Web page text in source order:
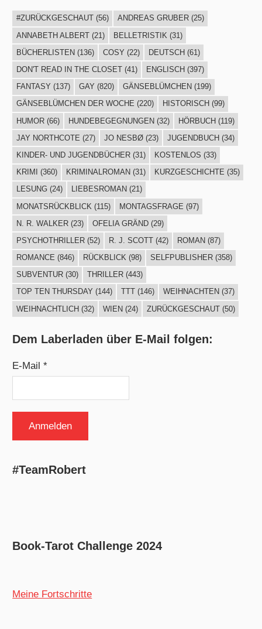
#ZURÜCKGESCHAUT(56) ANDREAS GRUBER(25)
ANNABETH ALBERT(21) BELLETRISTIK (31)
BÜCHERLISTEN (136) COSY (22) DEUTSCH (61)
DON'T READ IN THE CLOSET(41) ENGLISCH (397)
FANTASY (137) GAY (820) GÄNSEBLÜMCHEN (199)
GÄNSEBLÜMCHEN DER WOCHE (220) HISTORISCH (99)
HUMOR(66) HUNDEBEGEGNUNGEN(32) HÖRBUCH(119)
JAY NORTHCOTE (27) JO NESBØ(23) JUGENDBUCH (34)
KINDER- UND JUGENDBÜCHER(31) KOSTENLOS (33)
KRIMI
(360) KRIMINALROMAN (31) KURZGESCHICHTE (35)
LESUNG(24) LIEBESROMAN (21)
MONATSRÜCKBLICK (115) MONTAGSFRAGE (97)
N. R. WALKER(23) OFELIA GRÄND(29)
PSYCHOTHRILLER(52) R. J. SCOTT(42) ROMAN (87)
ROMANCE (846) RÜCKBLICK(98) SELFPUBLISHER(358)
SUBVENTUR(30) THRILLER(443)
TOP TEN THURSDAY (144) TTT(146) WEIHNACHTEN (37)
WEIHNACHTLICH(32) WIEN(24) ZURÜCKGESCHAUT(50)
Dem Laberladen über E-Mail folgen:
E-Mail *
#TeamRobert
Book-Tarot Challenge 2024
Meine Fortschritte